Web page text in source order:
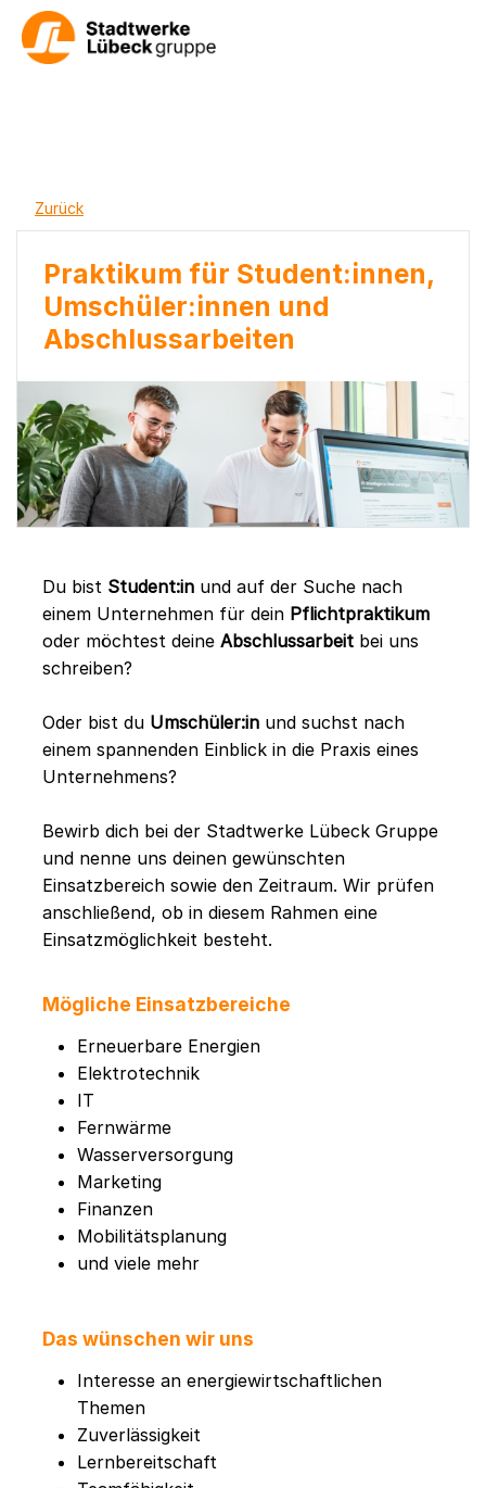
Zurück
Praktikum für Student:innen,
Umschüler:innen und
Abschlussarbeiten
Du bist Student:in und auf der Suche nach
einem Unternehmen für dein Pflichtpraktikum
oder möchtest deine Abschlussarbeit bei uns
schreiben?
Oder bist du Umschüler:in und suchst nach
einem spannenden Einblick in die Praxis eines
Unternehmens?
Bewirb dich bei der Stadtwerke Lübeck Gruppe
und nenne uns deinen gewünschten
Einsatzbereich sowie den Zeitraum. Wir prüfen
anschließend, ob in diesem Rahmen eine
Einsatzmöglichkeit besteht.
Mögliche Einsatzbereiche
Erneuerbare Energien
Elektrotechnik
IT
Fernwärme
Wasserversorgung
Marketing
Finanzen
Mobilitätsplanung
und viele mehr
Das wünschen wir uns
Interesse an energiewirtschaftlichen
Themen
Zuverlässigkeit
Lernbereitschaft